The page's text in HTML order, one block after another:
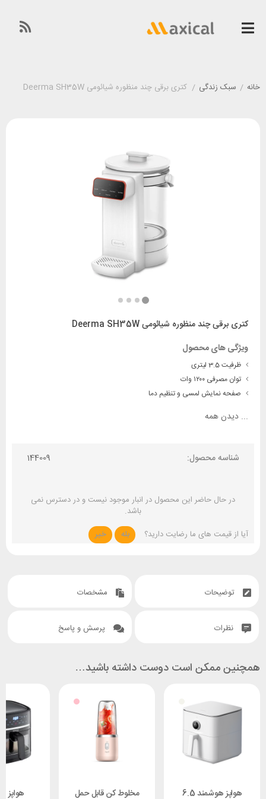
خانه / سبک زندگی / کتری برقی چند منظوره شیائومی Deerma SH35W
کتری برقی چند منظوره شیائومی Deerma SH35W
ویژگی های محصول
ظرفیت 3.5 لیتری
توان مصرفی ۱۲۰۰ وات
صفحه نمایش لمسی و تنظیم دما
... دیدن همه
شناسه محصول: 144009
در حال حاضر این محصول در انبار موجود نیست و در دسترس نمی
باشد.
آیا از قیمت های ما رضایت دارید؟
بله خیر
توضیحات مشخصات
نظرات پرسش و پاسخ
همچنین ممکن است دوست داشته باشید…
هواپز هوشمند 6.5
مخلوط کن قابل حمل
هواپز